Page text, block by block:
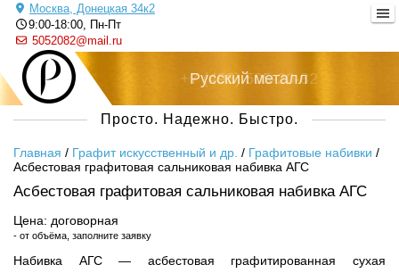
Москва, Донецкая 34к2
9:00-18:00, Пн-Пт
5052082@mail.ru
Русский металл
+7 (495) 505-20-82
Просто. Надежно. Быстро.
Главная / Графит искусственный и др. / Графитовые набивки /
Асбестовая графитовая сальниковая набивка АГС
Асбестовая графитовая сальниковая набивка АГС
Цена: договорная
- от объёма, заполните заявку
Набивка АГС — асбестовая графитированная сухая